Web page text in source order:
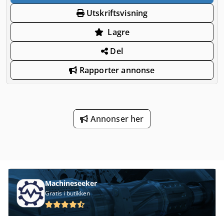
Utskriftsvisning
Lagre
Del
Rapporter annonse
Annonser her
Machineseeker
Gratis i butikken